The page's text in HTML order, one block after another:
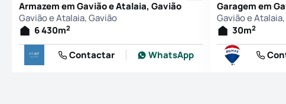
Armazem em Gavião e Atalaia, Gavião
Gavião e Atalaia, Gavião
6 430m2
Contactar WhatsApp
Garagem em
Gavião e
30m2